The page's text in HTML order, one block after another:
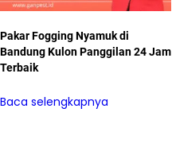
Pakar Fogging Nyamuk di
Bandung Kulon Panggilan 24 Jam
Terbaik
Baca selengkapnya